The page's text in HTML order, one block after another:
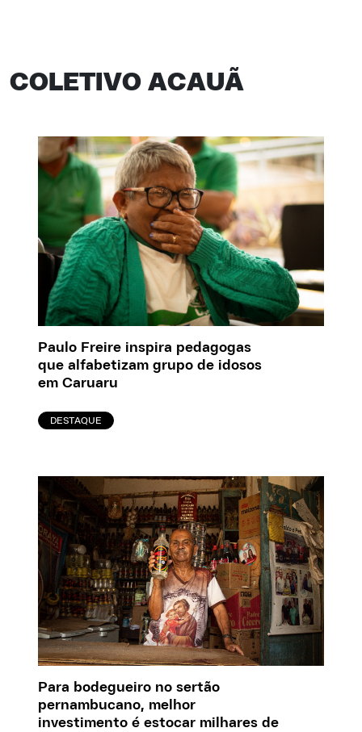
COLETIVO ACAUÃ
Paulo Freire inspira pedagogas
que alfabetizam grupo de idosos
em Caruaru
DESTAQUE
Para bodegueiro no sertão
pernambucano, melhor
investimento é estocar milhares de